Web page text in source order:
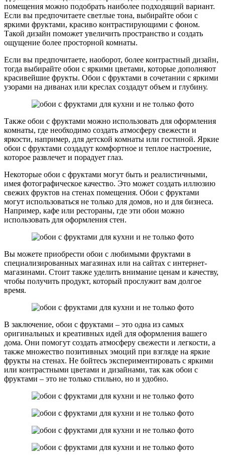
помещения можно подобрать наиболее подходящий вариант.
Если вы предпочитаете светлые тона, выбирайте обои с
яркими фруктами, красиво контрастирующими с фоном.
Такой дизайн поможет увеличить пространство и создать
ощущение более просторной комнаты.
Если вы предпочитаете, наоборот, более контрастный дизайн,
тогда выбирайте обои с яркими цветами, которые дополняют
красивейшие фрукты. Обои с фруктами в сочетании с яркими
узорами на диванах или креслах создадут объем и глубину.
Также обои с фруктами можно использовать для оформления
комнаты, где необходимо создать атмосферу свежести и
яркости, например, для детской комнаты или гостиной. Яркие
обои с фруктами создадут комфортное и теплое настроение,
которое развлечет и порадует глаз.
Некоторые обои с фруктами могут быть и реалистичными,
имея фотографическое качество. Это может создать иллюзию
свежих фруктов на стенах помещения. Обои с фруктами
могут использоваться не только для домов, но и для бизнеса.
Например, кафе или рестораны, где эти обои можно
использовать для оформления стен.
Вы можете приобрести обои с любимыми фруктами в
специализированных магазинах или на сайтах с интернет-
магазинами. Стоит также уделить внимание ценам и качеству,
чтобы получить продукт, который прослужит вам долгое
время.
В заключение, обои с фруктами – это одна из самых
оригинальных и креативных идей для оформления вашего
дома. Они помогут создать атмосферу свежести и легкости, а
также множество позитивных эмоций при взгляде на яркие
фрукты на стенах. Не бойтесь экспериментировать с яркими
или контрастными цветами и дизайнами, так как обои с
фруктами – это не только стильно, но и удобно.